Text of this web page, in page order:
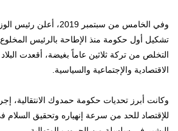
وفي الخامس من سبتمبر
تشكيل أول حكومة منذ الإطاحة بالرئيس المخلوع
التخلص من تركة ثلاثين عاماً بغيضة، أقعدت
الاقتصادية والإجتماعية والسياسية.
وكانت أبرز تحديات حكومة حمدوك الانتقالية،
للإقتصاد للحد من سرعة إنهياره وتحقيق السلام